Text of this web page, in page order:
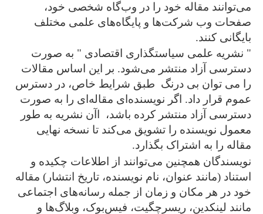
می‌توانند مقاله خود را در وب‌گاه شخصی خود،
صفحات وب شرکت‌ها و پایگاه‌های علمی مختلف
بایگانی کنند.
" نشریه علمی سیاستگذاری اقتصادی " به صورت
دسترسی آزاد منتشر می‌شود. بر این اساس مقالات
را می توان بی درنگ طبق شرایط خاص، در دسترس
عموم قرار داد. اگر نویسنده‌ای مقاله‌ای را به صورت
دسترسی آزاد منتشر کرده باشد، اآن نشریه به طور
معمول نویسنده را تشویق می‌کند تا نسخه نهایی
مقاله را به اشتراک بگذارد.
نویسندگان همچنین می‌توانند از اطلاعات چکیده و
استناد (مانند عنوان، نام نویسنده، تاریخ انتشار) مقاله
خود در هر مکان و زمان از جمله رسانه‌های اجتماعی
مانند لینکدین، ریسرچگیت، فیس‌بوک، وبلاگ‌ها و